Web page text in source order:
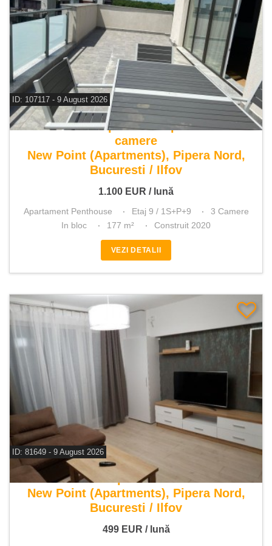
ID: 107117 - 9 August 2026
De inchiriat apartament penthouse 3
camere
New Point (Apartments), Pipera Nord,
Bucuresti / Ilfov
1.100 EUR / lună
Apartament Penthouse Etaj 9 / 1S+P+9
3 Camere
In bloc
177 m² Construit 2020
VEZI DETALII
ID: 81649 - 9 August 2026
De inchiriat apartament 2 camere
New Point (Apartments), Pipera Nord,
Bucuresti / Ilfov
499 EUR / lună